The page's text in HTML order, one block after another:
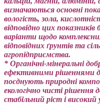
визначаються основні
вологість, зола,
відповідно цих
варіанти щодо
відповідних ґрунтів та
агропідприємства.
* Органічні-мінеральні
ефективними рішеннями
поєднують природні
екологічно чисті рішення
стабільний ріст і